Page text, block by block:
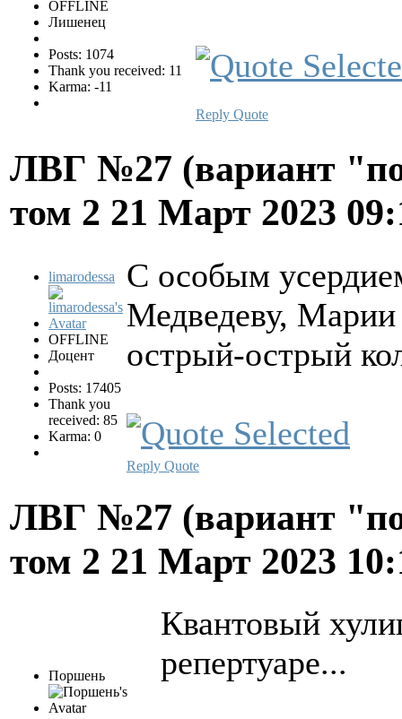
OFFLINE
Лишенец
Posts: 1074
Thank you received: 11
Karma: -11
Reply Quote
ЛВГ №27 (вариант
том 2 21 Март 2023
limarodessa
OFFLINE
Доцент
Posts: 17405
Thank you
received: 85
Karma: 0
С особым
Медведеву,
острый-острый
Reply Quote
ЛВГ №27 (вариант
том 2 21 Март 2023
Поршень
Квантовый
репертуаре...